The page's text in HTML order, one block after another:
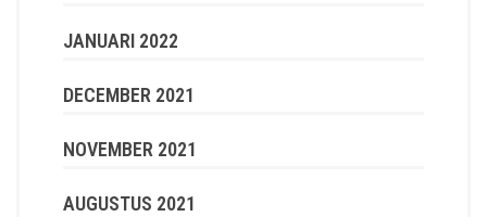
JANUARI 2022
DECEMBER 2021
NOVEMBER 2021
AUGUSTUS 2021